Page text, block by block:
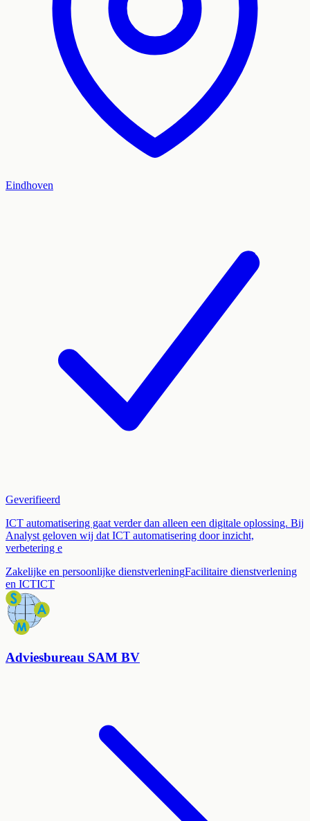
Eindhoven
Geverifieerd
ICT automatisering gaat verder dan alleen een digitale oplossing. Bij
Analyst geloven wij dat ICT automatisering door inzicht,
verbetering e
Zakelijke en persoonlijke dienstverleningFacilitaire dienstverlening
en ICTICT
Adviesbureau SAM BV